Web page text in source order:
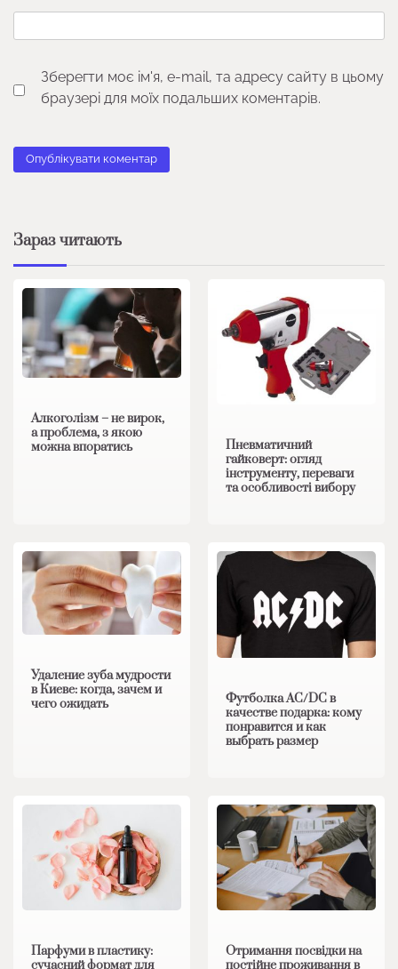
Зберегти моє ім'я, e-mail, та адресу сайту в цьому
браузері для моїх подальших коментарів.
Зараз читають
Алкоголізм – не вирок,
а проблема, з якою
можна впоратись
Пневматичний
гайковерт: огляд
інструменту, переваги
та особливості вибору
Удаление зуба мудрости
в Киеве: когда, зачем и
чего ожидать
Футболка AC/DC в
качестве подарка: кому
понравится и как
выбрать размер
Парфуми в пластику:
сучасний формат для
Отримання посвідки на
постійне проживання в